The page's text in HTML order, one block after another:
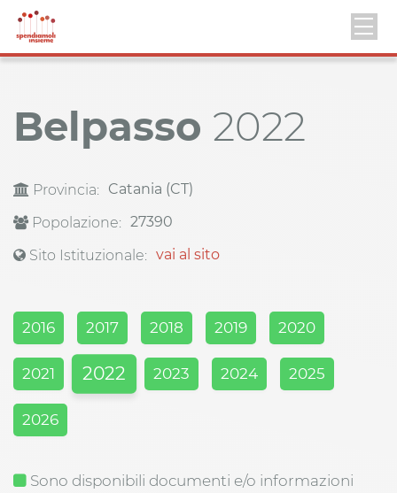
Belpasso 2022
Provincia:
Catania (CT)
Popolazione: 27390
Sito Istituzionale: vai al sito
2016 2017 2018 2019 2020
2021 2022 2023 2024 2025
2026
Sono disponibili documenti e/o informazioni